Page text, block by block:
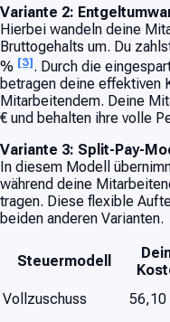
Variante 2:
Hierbei wandeln deine
Bruttogehalts um. Du
% [3]. Durch die
betragen deine effektiven
Mitarbeitendem. Deine
€ und behalten ihre volle
Variante 3: Split-Pay-
In diesem Modell
während deine
tragen. Diese flexible
beiden anderen Varianten.
Steuermodell
Vollzuschuss 56,10